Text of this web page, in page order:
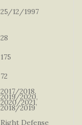
25/12/1997
28
175
72
2017/2018,
2019/2020,
2020/2021,
2018/2019
Right Defense